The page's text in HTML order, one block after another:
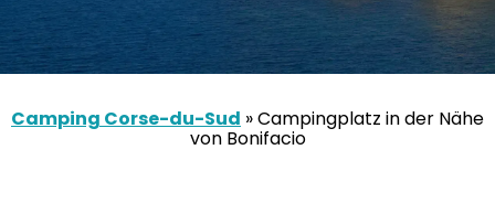
Camping Corse-du-Sud »Campingplatz in der Nähe
von Bonifacio